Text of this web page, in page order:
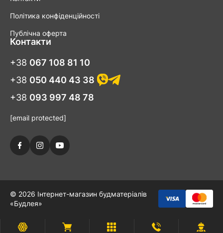
Політика конфіденційності
Публічна оферта
Контакти
+38 067 108 81 10
+38 050 440 43 38
+38 093 997 48 78
[email protected]
© 2026 Інтернет-магазин будматеріалів
«Будлея»